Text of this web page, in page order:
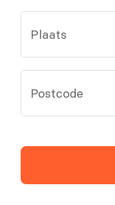
Plaats
Postcode